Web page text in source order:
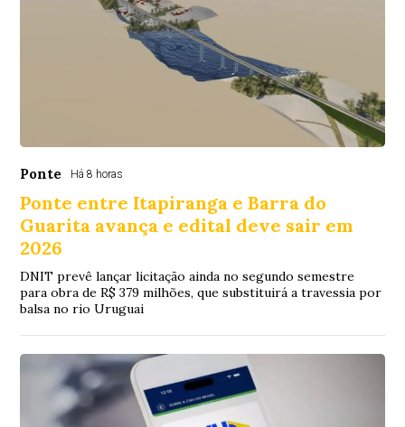
Ponte Há 8 horas
Ponte entre Itapiranga e Barra do
Guarita avança e edital deve sair em
2026
DNIT prevê lançar licitação ainda no segundo semestre
para obra de R$ 379 milhões, que substituirá a travessia por
balsa no rio Uruguai